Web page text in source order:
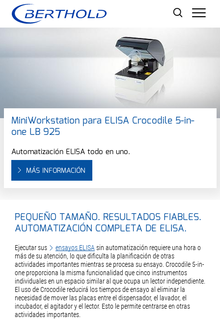
MiniWorkstation para ELISA Crocodile 5-in-
one LB 925
Automatización ELISA todo en uno.
MÁS INFORMACIÓN
PEQUEÑO TAMAÑO. RESULTADOS FIABLES.
AUTOMATIZACIÓN COMPLETA DE ELISA.
Ejecutar sus ensayos ELISA sin automatización requiere una hora o
más de su atención, lo que dificulta la planificación de otras
actividades importantes mientras se procesa su ensayo. Crocodile 5-in-
one proporciona la misma funcionalidad que cinco instrumentos
individuales en un espacio similar al que ocupa un lector independiente.
El uso de Crocodile reducirá los tiempos de ensayo al eliminar la
necesidad de mover las placas entre el dispensador, el lavador, el
incubador, el agitador y el lector. Esto le permite centrarse en otras
actividades importantes.